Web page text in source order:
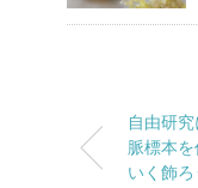
自由研
脈標本
いく飾ろ